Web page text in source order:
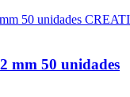
mm 50 unidades